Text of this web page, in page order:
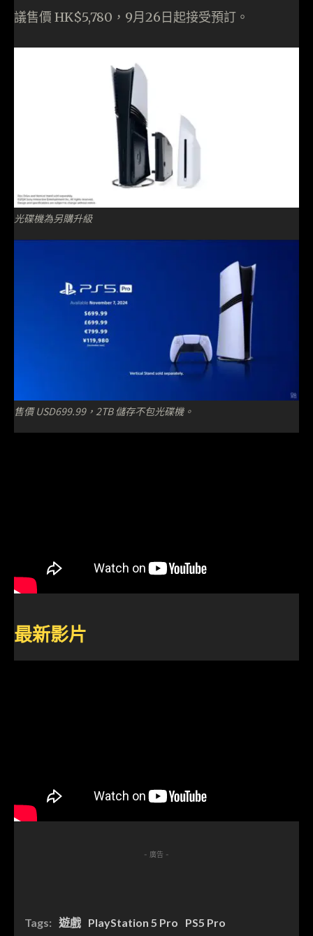
議售價 HK$5,780，9月26日起接受預訂。
光碟機為另購升級
售價 USD699.99，2TB 儲存不包光碟機。
最新影片
- 廣告 -
Tags: 遊戲 PlayStation 5 Pro PS5 Pro